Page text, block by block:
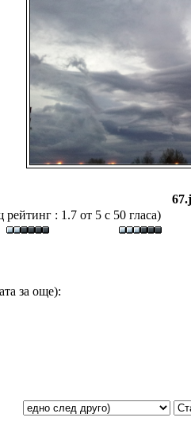
рейтинг : 1.7 от 5 с 50 гласа)
за още):